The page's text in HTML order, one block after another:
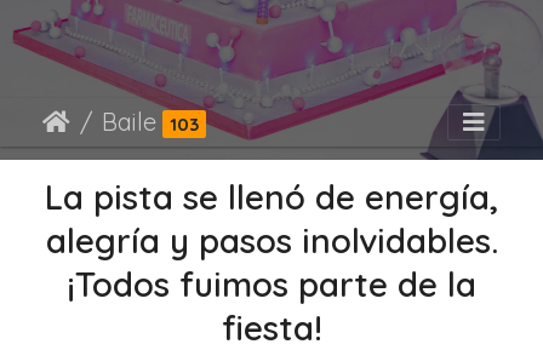
Baile 103
La pista se llenó de energía,
alegría y pasos inolvidables.
¡Todos fuimos parte de la
fiesta!